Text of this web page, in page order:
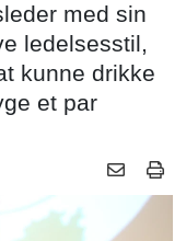
med sin
ledelsesstil,
kunne drikke
et par